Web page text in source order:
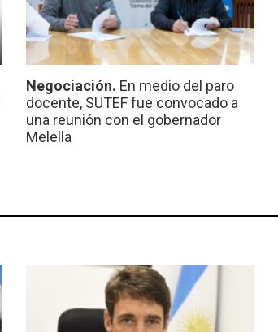
Negociación. En medio del paro
docente, SUTEF fue convocado a
una reunión con el gobernador
Melella